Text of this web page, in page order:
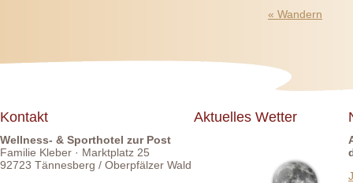
« Wandern
Kontakt
Wellness- & Sporthotel zur Post
Familie Kleber · Marktplatz 25
92723 Tännesberg / Oberpfälzer Wald
Aktuelles Wetter